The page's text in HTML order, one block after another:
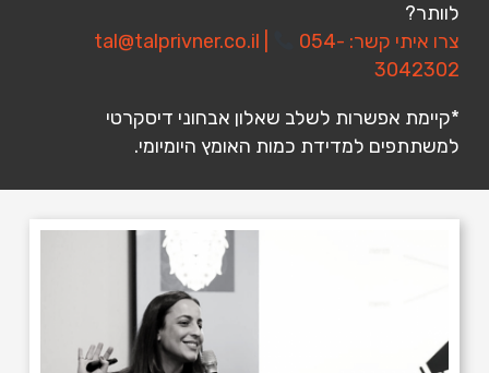
לוותר?
צרו איתי קשר:
tal@talprivner.co.il
054-
3042302
*קיימת אפשרות לשלב שאלון אבחוני דיסקרטי
למשתתפים למדידת כמות האומץ היומיומי.